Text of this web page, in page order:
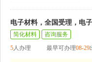
电子材料，全国受理，电
简化材料
咨询服务
5人办理 最早可办理08-29